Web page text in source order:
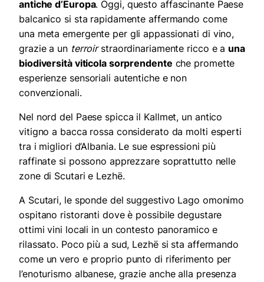
antiche d’Europa. Oggi, questo affascinante Paese
balcanico si sta rapidamente affermando come
una meta emergente per gli appassionati di vino,
grazie a un terroirstraordinariamente ricco e a una
biodiversità viticola sorprendente che promette
esperienze sensoriali autentiche e non
convenzionali.
Nel nord del Paese spicca il Kallmet, un antico
vitigno a bacca rossa considerato da molti esperti
tra i migliori d’Albania. Le sue espressioni più
raffinate si possono apprezzare soprattutto nelle
zone di Scutari e Lezhë.
A Scutari, le sponde del suggestivo Lago omonimo
ospitano ristoranti dove è possibile degustare
ottimi vini locali in un contesto panoramico e
rilassato. Poco più a sud, Lezhë si sta affermando
come un vero e proprio punto di riferimento per
l’enoturismo albanese, grazie anche alla presenza